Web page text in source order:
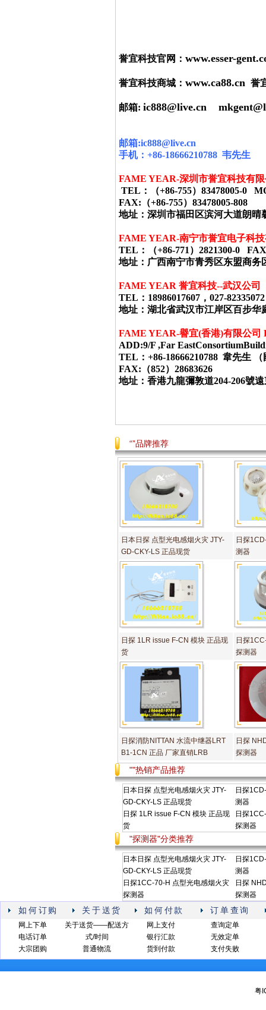
誉宜科技官网： www.esser-
誉宜科技商城： www.ca88.cn 誉
邮箱: ic888@live.cn
邮箱:ic888@live.cn
手机： +86-18666210788 韦先生
FAME YEAR-深圳市誉宜科技有
TEL ：（+86-755） 83478005-0
FAX: （+86-755） 83478005-808
地址：深圳市福田区滨河大道朗晴
FAME YEAR-南宁市誉宜电子科
TEL ：（+86-771 ） 2821300-0
地址：广西南宁市青秀区东盟商务
FAME YEAR 誉宜科技--武汉公司
TEL：18986017607，027-82335072
地址：湖北省武汉市江岸区百步华
FAME YEAR-譽宜(香港)有限公司
ADD:9/F ,Far
TEL：+86-18666210788 韋先生
FAX:（852）28683626
地址：香港九龍彌敦道204-206號
“”品牌推荐
日本日探 点型光电感烟火灾 JTY-
GD-CKY-LS 正品现货
日探
测器
日探 1LR issue F-CN 模块 正品现
货
日探
探测器
日探消防NITTAN 水流中继器LRT
B1-1CN 正品 厂家直销LRB
日探
探测器
""热销产品推荐
日本日探 点型光电感烟火灾 JTY-
GD-CKY-LS 正品现货
日探
测器
日探 1LR issue F-CN 模块 正品现
货
日探
探测器
"探测器"分类推荐
日本日探 点型光电感烟火灾 JTY-
GD-CKY-LS 正品现货
日探
测器
日探1CC-70-H 点型光电感烟火灾
探测器
日探
探测器
如何订购 关于送货 如何付款 订单查询
网上下单
电话订单
大宗团购
关于送货——配送方
式/时间
普通物流
网上支付
银行汇款
货到付款
查询定单
无效定单
支付失败
粤